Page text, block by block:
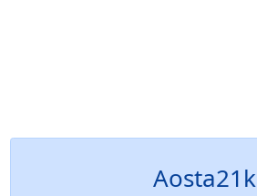
Aosta21k